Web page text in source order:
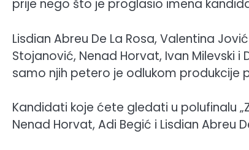
prije nego što je proglasio imena
Lisdian Abreu De La Rosa, Valentina
Stojanović, Nenad Horvat, Ivan Milevski
samo njih petero je odlukom produkcije
Kandidati koje ćete gledati u polufinalu
Nenad Horvat, Adi Begić i Lisdian Abreu